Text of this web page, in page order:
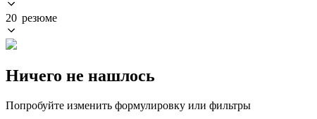
20 резюме
Ничего не нашлось
Попробуйте изменить формулировку или фильтры